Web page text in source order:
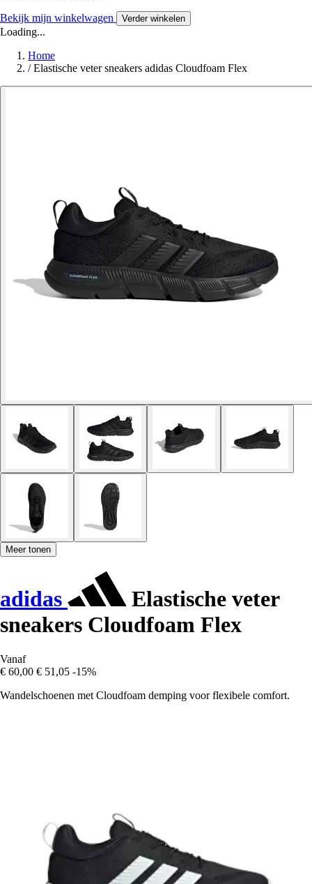
Bekijk mijn winkelwagen Verder winkelen
Loading...
Home
/ Elastische veter sneakers adidas Cloudfoam Flex
Meer tonen
adidas
Elastische veter
sneakers Cloudfoam Flex
Vanaf
€ 60,00 € 51,05 -15%
Wandelschoenen met Cloudfoam demping voor flexibele comfort.